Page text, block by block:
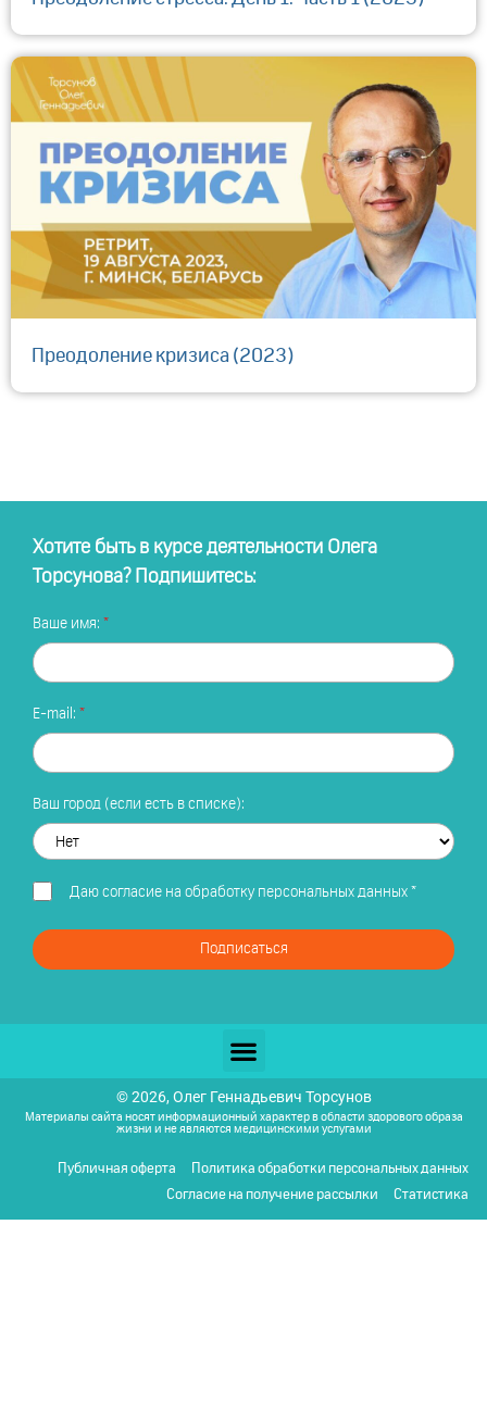
Преодоление кризиса (2023)
Хотите быть в курсе деятельности Олега
Торсунова? Подпишитесь:
Ваше имя:
E-mail:
Ваш город (если есть в списке):
Даю согласие на обработку персональных данных*
Подписаться
© 2026, Олег Геннадьевич Торсунов
Материалы сайта носят информационный характер в области здорового образа
жизни и не являются медицинскими услугами
Публичная оферта
Политика обработки персональных данных
Согласие на получение рассылки
Статистика